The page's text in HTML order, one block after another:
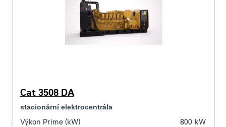
Cat 3508 DA
stacionární elektrocentrála
Výkon Prime (kW) 800 kW